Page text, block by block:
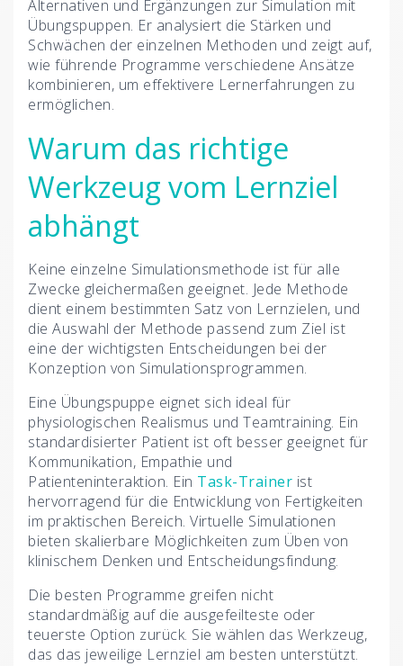
Alternativen und Ergänzungen zur Simulation mit
Übungspuppen. Er analysiert die Stärken und
Schwächen der einzelnen Methoden und zeigt auf,
wie führende Programme verschiedene Ansätze
kombinieren, um effektivere Lernerfahrungen zu
ermöglichen.
Warum das richtige
Werkzeug vom Lernziel
abhängt
Keine einzelne Simulationsmethode ist für alle
Zwecke gleichermaßen geeignet. Jede Methode
dient einem bestimmten Satz von Lernzielen, und
die Auswahl der Methode passend zum Ziel ist
eine der wichtigsten Entscheidungen bei der
Konzeption von Simulationsprogrammen.
Eine Übungspuppe eignet sich ideal für
physiologischen Realismus und Teamtraining. Ein
standardisierter Patient ist oft besser geeignet für
Kommunikation, Empathie und
Patienteninteraktion. Ein Task-Trainer ist
hervorragend für die Entwicklung von Fertigkeiten
im praktischen Bereich. Virtuelle Simulationen
bieten skalierbare Möglichkeiten zum Üben von
klinischem Denken und Entscheidungsfindung.
Die besten Programme greifen nicht
standardmäßig auf die ausgefeilteste oder
teuerste Option zurück. Sie wählen das Werkzeug,
das das jeweilige Lernziel am besten unterstützt.